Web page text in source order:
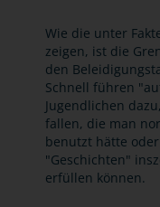
Wie die unter
zeigen, ist die
den
Schnell führen
Jugendlichen
fallen, die man
benutzt hätte
"Geschichten"
erfüllen können.